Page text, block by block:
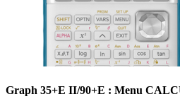
Graph 35+E II/90+E : Menu